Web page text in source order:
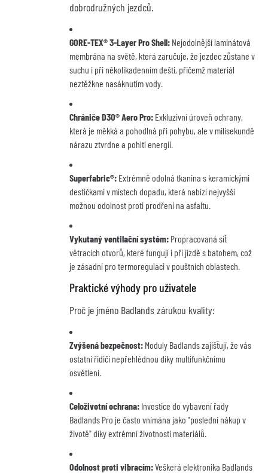
dobrodružných jezdců.
GORE-TEX® 3-Layer Pro Shell: Nejodolnější laminátová
membrána na světě, která zaručuje, že jezdec zůstane v
suchu i při několikadenním dešti, přičemž materiál
neztěžkne nasáknutím vody.
Chrániče D3O® Aero Pro: Exkluzivní úroveň ochrany,
která je měkká a pohodlná při pohybu, ale v milisekundě
nárazu ztvrdne a pohltí energii.
Superfabric®: Extrémně odolná tkanina s keramickými
destičkami v místech dopadu, která nabízí nejvyšší
možnou odolnost proti prodření na asfaltu.
Vykutaný ventilační systém: Propracovaná síť
větracích otvorů, které fungují i při jízdě s batohem, což
je zásadní pro termoregulaci v pouštních oblastech.
Praktické výhody pro uživatele
Proč je jméno Badlands zárukou kvality:
Zvýšená bezpečnost: Moduly Badlands zajišťují, že vás
ostatní řidiči nepřehlédnou díky multifunkčnímu
osvětlení.
Celoživotní ochrana: Investice do vybavení řady
Badlands Pro je často vnímána jako "poslední nákup v
životě" díky extrémní životnosti materiálů.
Odolnost proti vibracím:Veškerá elektronika Badlands